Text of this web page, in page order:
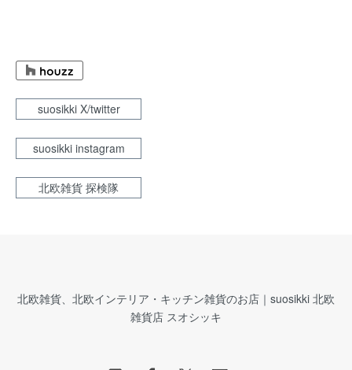
suosikki X/twitter
suosikki instagram
北欧雑貨 探検隊
北欧雑貨、北欧インテリア・キッチン雑貨のお店｜suosikki 北欧
雑貨店 スオシッキ